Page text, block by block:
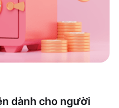
dành cho người